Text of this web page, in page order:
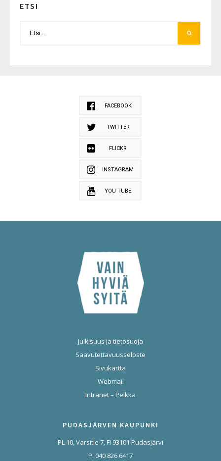
ETSI
FACEBOOK
TWITTER
FLICKR
INSTAGRAM
YOU TUBE
Julkisuus ja tietosuoja
Saavutettavuusseloste
Sivukartta
Webmail
Intranet – Pelkka
PUDASJÄRVEN KAUPUNKI
PL 10, Varsitie 7, FI 93101 Pudasjärvi
P. 040 826 6417